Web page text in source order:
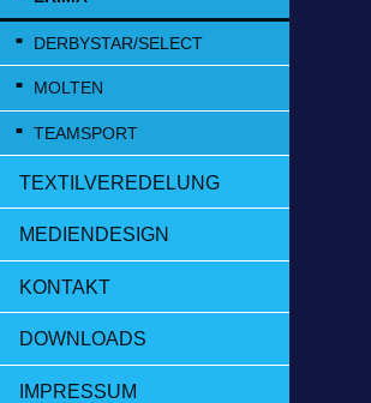
DERBYSTAR/SELECT
MOLTEN
TEAMSPORT
TEXTILVEREDELUNG
MEDIENDESIGN
KONTAKT
DOWNLOADS
IMPRESSUM